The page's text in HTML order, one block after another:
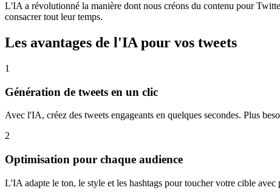
L'IA a révolutionné la manière dont nous créons du contenu pour
consacrer tout leur temps.
Les avantages de l'IA pour vos tweets
1
Génération de tweets en un clic
Avec l'IA, créez des tweets engageants en quelques secondes. Plus
2
Optimisation pour chaque audience
L'IA adapte le ton, le style et les hashtags pour toucher votre cible